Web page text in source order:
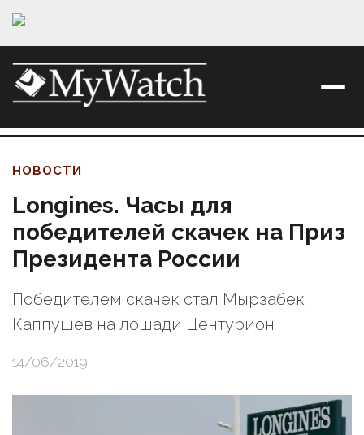
НОВОСТИ
Longines. Часы для
победителей скачек на Приз
Президента России
Победителем скачек стал Мырзабек
Каппушев на лошади Центурион
14/06/2019